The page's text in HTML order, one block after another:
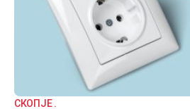
СКОПЈЕ .